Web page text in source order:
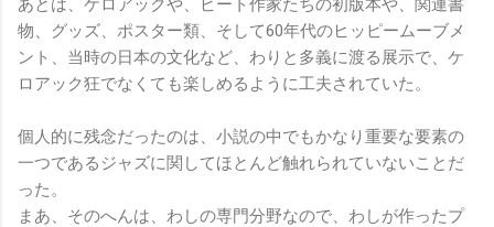
物、グッズ、ポスター類、そして60年代のヒッピームーブメ
ント、当時の日本の文化など、わりと多義に渡る展示で、ケ
ロアック狂でなくても楽しめるように工夫されていた。
個人的に残念だったのは、小説の中でもかなり重要な要素の
一つであるジャズに関してほとんど触れられていないことだ
った。
まあ、そのへんは、わしの専門分野なので、わしが作ったプ